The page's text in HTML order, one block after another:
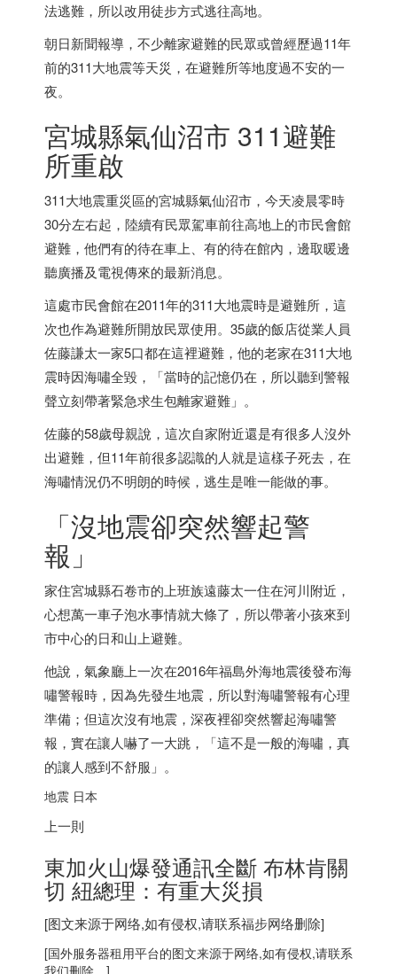
法逃難，所以改用徒步方式逃往高地。
朝日新聞報導，不少離家避難的民眾或曾經歷過11年
前的311大地震等天災，在避難所等地度過不安的一
夜。
宮城縣氣仙沼市 311避難
所重啟
311大地震重災區的宮城縣氣仙沼市，今天凌晨零時
30分左右起，陸續有民眾駕車前往高地上的市民會館
避難，他們有的待在車上、有的待在館內，邊取暖邊
聽廣播及電視傳來的最新消息。
這處市民會館在2011年的311大地震時是避難所，這
次也作為避難所開放民眾使用。35歲的飯店從業人員
佐藤謙太一家5口都在這裡避難，他的老家在311大地
震時因海嘯全毀，「當時的記憶仍在，所以聽到警報
聲立刻帶著緊急求生包離家避難」。
佐藤的58歲母親說，這次自家附近還是有很多人沒外
出避難，但11年前很多認識的人就是這樣子死去，在
海嘯情況仍不明朗的時候，逃生是唯一能做的事。
「沒地震卻突然響起警
報」
家住宮城縣石卷市的上班族遠藤太一住在河川附近，
心想萬一車子泡水事情就大條了，所以帶著小孩來到
市中心的日和山上避難。
他說，氣象廳上一次在2016年福島外海地震後發布海
嘯警報時，因為先發生地震，所以對海嘯警報有心理
準備；但這次沒有地震，深夜裡卻突然響起海嘯警
報，實在讓人嚇了一大跳，「這不是一般的海嘯，真
的讓人感到不舒服」。
地震 日本
上一則
東加火山爆發通訊全斷 布林肯關
切 紐總理：有重大災損
[图文来源于网络,如有侵权,请联系福步网络删除]
[国外服务器租用平台的图文来源于网络,如有侵权,请联系